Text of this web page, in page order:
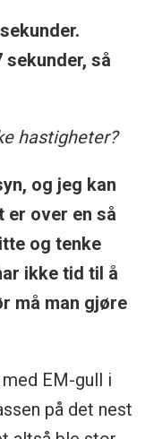
så
hastigheter?
og jeg kan
er over en så
og tenke
ikke tid til å
må man gjøre
EM-gull i
på det nest